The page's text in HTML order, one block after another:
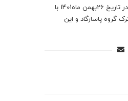
اولین جشن پنجره‌های انجمن اتیسم ایران در تاریخ 26‌بهمن ماه‌1401 با
گروه پاسارگاد و این